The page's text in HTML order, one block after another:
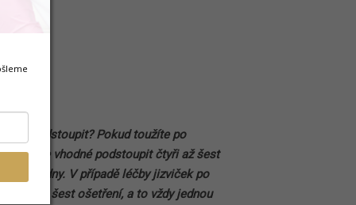
podstoupit? Pokud toužíte po
pak je vhodné podstoupit čtyři až šest
čtyři týdny. V případě léčby jizviček po
šest ošetření, a to vždy jednou